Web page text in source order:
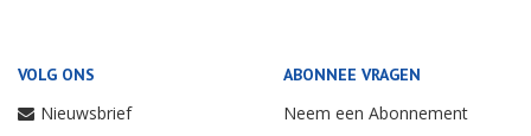
VOLG ONS
Nieuwsbrief
ABONNEE VRAGEN
Neem een Abonnement